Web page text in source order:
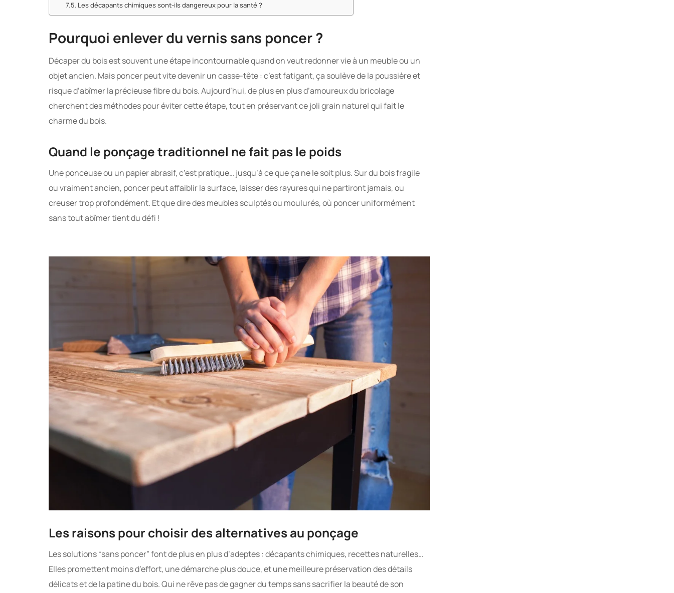
Les décapants chimiques sont-ils dangereux pour la santé ?
Pourquoi enlever du vernis sans poncer ?
Décaper du bois est souvent une étape incontournable quand on veut redonner vie à un meuble ou un
objet ancien. Mais poncer peut vite devenir un casse-tête : c’est fatigant, ça soulève de la poussière et
risque d’abîmer la précieuse fibre du bois. Aujourd’hui, de plus en plus d’amoureux du bricolage
cherchent des méthodes pour éviter cette étape, tout en préservant ce joli grain naturel qui fait le
charme du bois.
Quand le ponçage traditionnel ne fait pas le poids
Une ponceuse ou un papier abrasif, c’est pratique… jusqu’à ce que ça ne le soit plus. Sur du bois fragile
ou vraiment ancien, poncer peut affaiblir la surface, laisser des rayures qui ne partiront jamais, ou
creuser trop profondément. Et que dire des meubles sculptés ou moulurés, où poncer uniformément
sans tout abîmer tient du défi !
Les raisons pour choisir des alternatives au ponçage
Les solutions “sans poncer” font de plus en plus d’adeptes : décapants chimiques, recettes naturelles…
Elles promettent moins d’effort, une démarche plus douce, et une meilleure préservation des détails
délicats et de la patine du bois. Qui ne rêve pas de gagner du temps sans sacrifier la beauté de son